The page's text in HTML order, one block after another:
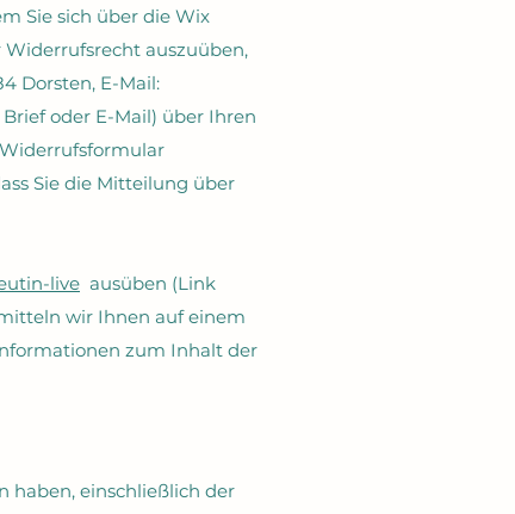
Sie sich über die Wix
auszuüben,
Dorsten, E-Mail:
oder E-Mail) über Ihren
Sie die Mitteilung über
live ausüben (Link
wir Ihnen auf einem
zum Inhalt der
haben, einschließlich der